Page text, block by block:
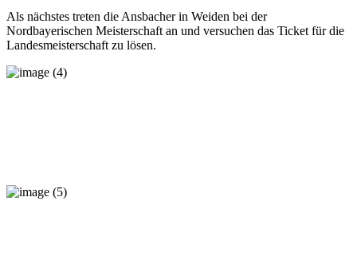
Als nächstes treten die Ansbacher in Weiden bei der
Nordbayerischen Meisterschaft an und versuchen das Ticket für die
Landesmeisterschaft zu lösen.